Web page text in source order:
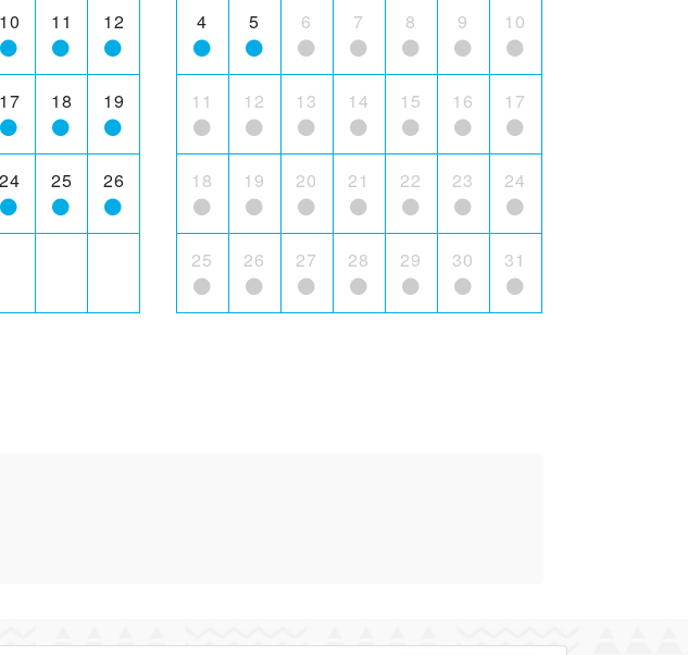
10 11 12
17 18 19
24 25 26
4 5 6 7 8 9 10
11 12 13 14 15 16 17
18 19 20 21 22 23 24
25 26 27 28 29 30 31